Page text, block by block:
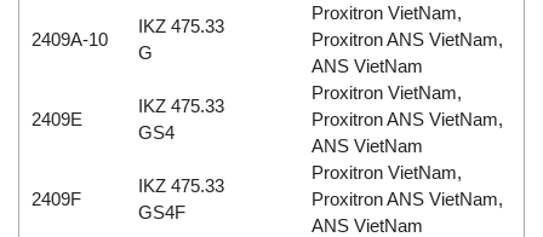
2409A-10
IKZ 475.33
G
Proxitron VietNam,
Proxitron ANS VietNam,
ANS VietNam
2409E
IKZ 475.33
GS4
Proxitron VietNam,
Proxitron ANS VietNam,
ANS VietNam
2409F
IKZ 475.33
GS4F
Proxitron VietNam,
Proxitron ANS VietNam,
ANS VietNam